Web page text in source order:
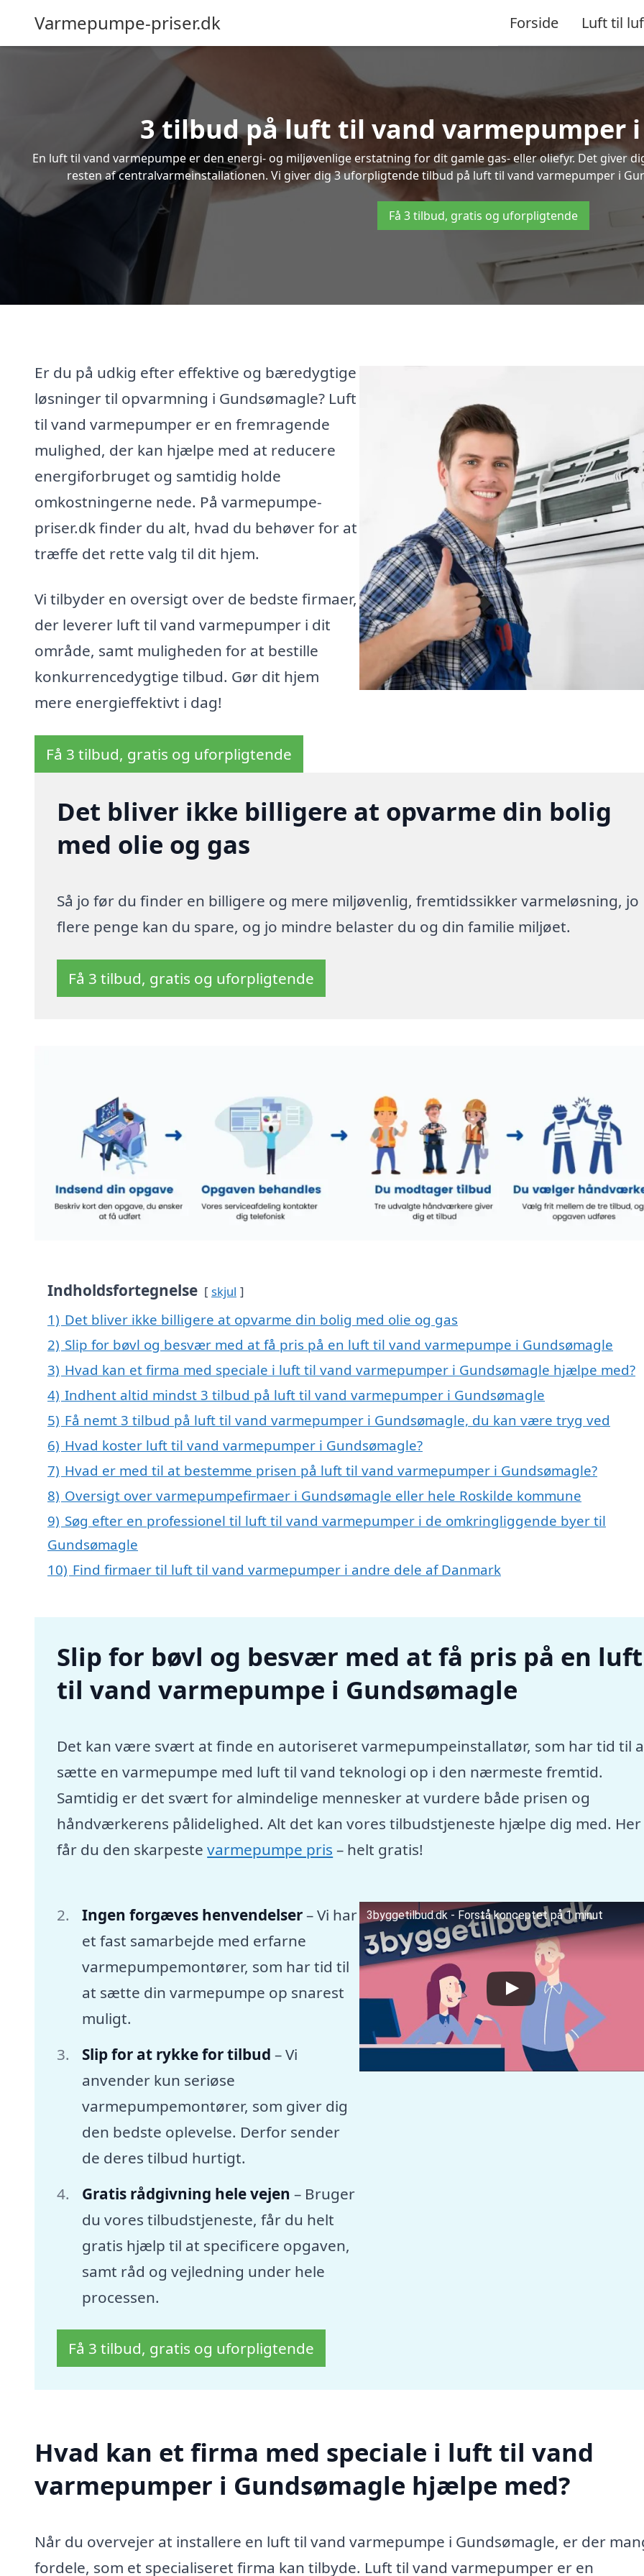
Varmepumpe-priser.dk Forside Luft til
3 tilbud på luft til vand varmepumper
En luft til vand varmepumpe er den energi- og miljøvenlige erstatning for dit gamle gas- eller oliefyr. Det giver
resten af centralvarmeinstallationen. Vi giver dig 3 uforpligtende tilbud på luft til vand varmepumper i
Få 3 tilbud, gratis og uforpligtende
Er du på udkig efter effektive og bæredygtige
løsninger til opvarmning i Gundsømagle? Luft
til vand varmepumper er en fremragende
mulighed, der kan hjælpe med at reducere
energiforbruget og samtidig holde
omkostningerne nede. På varmepumpe-
priser.dk finder du alt, hvad du behøver for at
træffe det rette valg til dit hjem.
Vi tilbyder en oversigt over de bedste firmaer,
der leverer luft til vand varmepumper i dit
område, samt muligheden for at bestille
konkurrencedygtige tilbud. Gør dit hjem
mere energieffektivt i dag!
Få 3 tilbud, gratis og uforpligtende
Det bliver ikke billigere at opvarme din bolig
med olie og gas
Så jo før du finder en billigere og mere miljøvenlig, fremtidssikker varmeløsning, jo
flere penge kan du spare, og jo mindre belaster du og din familie miljøet.
Få 3 tilbud, gratis og uforpligtende
Indholdsfortegnelse skjul
1) Det bliver ikke billigere at opvarme din bolig med olie og gas
2) Slip for bøvl og besvær med at få pris på en luft til vand varmepumpe i Gundsømagle
3) Hvad kan et firma med speciale i luft til vand varmepumper i Gundsømagle hjælpe med?
4) Indhent altid mindst 3 tilbud på luft til vand varmepumper i Gundsømagle
5) Få nemt 3 tilbud på luft til vand varmepumper i Gundsømagle, du kan være tryg ved
6) Hvad koster luft til vand varmepumper i Gundsømagle?
7) Hvad er med til at bestemme prisen på luft til vand varmepumper i Gundsømagle?
8) Oversigt over varmepumpefirmaer i Gundsømagle eller hele Roskilde kommune
9) Søg efter en professionel til luft til vand varmepumper i de omkringliggende byer til
Gundsømagle
10) Find firmaer til luft til vand varmepumper i andre dele af Danmark
Slip for bøvl og besvær med at få pris på en luft
til vand varmepumpe i Gundsømagle
Det kan være svært at finde en autoriseret varmepumpeinstallatør, som har tid til
sætte en varmepumpe med luft til vand teknologi op i den nærmeste fremtid.
Samtidig er det svært for almindelige mennesker at vurdere både prisen og
håndværkerens pålidelighed. Alt det kan vores tilbudstjeneste hjælpe dig med. Her
får du den skarpestevarmepumpe pris – helt gratis!
Ingen forgæves henvendelser– Vi har
et fast samarbejde med erfarne
varmepumpemontører, som har tid til
at sætte din varmepumpe op snarest
muligt.
Slip for at rykke for tilbud – Vi
anvender kun seriøse
varmepumpemontører, som giver dig
den bedste oplevelse. Derfor sender
de deres tilbud hurtigt.
Gratis rådgivning hele vejen – Bruger
du vores tilbudstjeneste, får du helt
gratis hjælp til at specificere opgaven,
samt råd og vejledning under hele
processen.
3byggetilbud.dk - Forstå konceptet på 1 minut
Få 3 tilbud, gratis og uforpligtende
Hvad kan et firma med speciale i luft til vand
varmepumper i Gundsømagle hjælpe med?
Når du overvejer at installere en luft til vand varmepumpe i Gundsømagle, er der
fordele, som et specialiseret firma kan tilbyde. Luft til vand varmepumper er en